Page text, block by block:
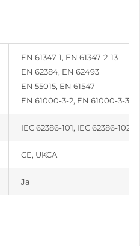
EN 61347-1, EN 61347-2-13
EN 62384, EN 62493
EN 55015, EN 61547
EN 61000-3-2, EN 61000-3-3
IEC 62386-101, IEC 62386-102,
CE, UKCA
Ja